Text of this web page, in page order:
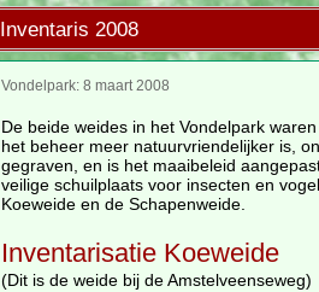
Inventaris 2008
Vondelpark: 8 maart 2008
De beide weides in het Vondelpark
het beheer meer natuurvriendelijker is,
gegraven, en is het maaibeleid
veilige schuilplaats voor insecten en
Koeweide en de Schapenweide.
Inventarisatie Koeweide
(Dit is de weide bij de Amstelveenseweg)